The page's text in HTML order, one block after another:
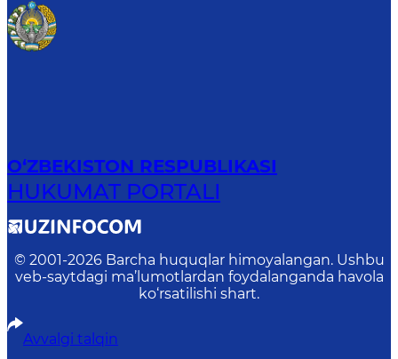
O‘ZBEKISTON RESPUBLIKASI
HUKUMAT PORTALI
© 2001-2026 Barcha huquqlar himoyalangan. Ushbu
veb-saytdagi ma’lumotlardan foydalanganda havola
ko‘rsatilishi shart.
Avvalgi talqin